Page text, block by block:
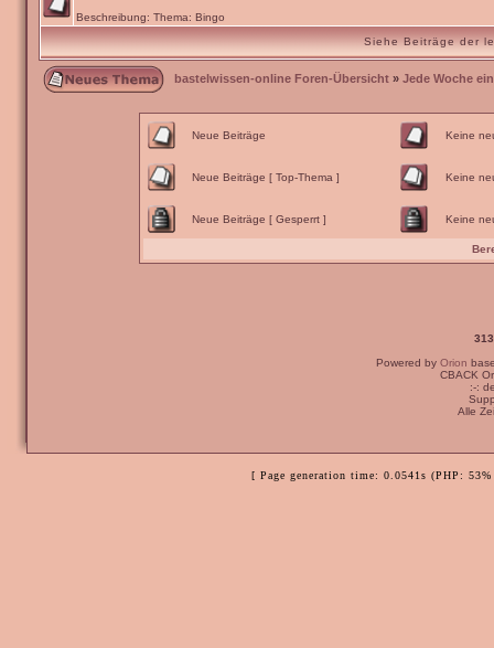
Beschreibung: Thema: Bingo
Siehe Beiträge der
bastelwissen-online Foren-Übersicht » Jede Woche
Neue Beiträge Keine
Neue Beiträge [ Top-Thema ] Keine
Neue Beiträge [ Gesperrt ] Keine
Powered by Orion
CBACK
:-:
Alle
[ Page generation time: 0.0541s (PHP: